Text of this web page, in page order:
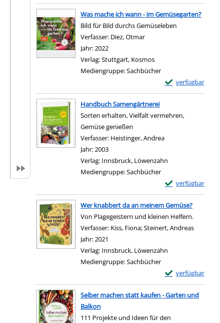
Zum Download
Was mache ich wann - im Gemüsegarten?
Bild für Bild durchs Gemüseleben
Verfasser: Diez, Otmar
Jahr:2022
Verlag:Stuttgart, Kosmos
Mediengruppe:Sachbücher
verfügbar
Exemplar-Details
Zum Download
Handbuch Samengärtnerei
Sorten erhalten, Vielfalt vermehren,
Gemüse genießen
Verfasser: Heistinger, Andrea
Jahr:2003
Verlag: Innsbruck, Löwenzahn
Mediengruppe:Sachbücher
verfügbar
Exemplar-
Zum Download
Wer knabbert da an meinem Gemüse?
Von Plagegeistern und kleinen Helfern.
Verfasser: Kiss, Fiona;Steinert, Andreas
Jahr:2021
Verlag: Innsbruck, Löwenzahn
Mediengruppe:Sachbücher
verfügbar
Exemplar-Details
Zum Download
Selber machen statt kaufen - Garten und
Balkon
111 Projekte und Ideen für den